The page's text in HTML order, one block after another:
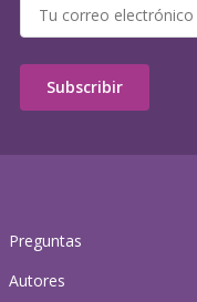
Preguntas
Autores
Subscribir